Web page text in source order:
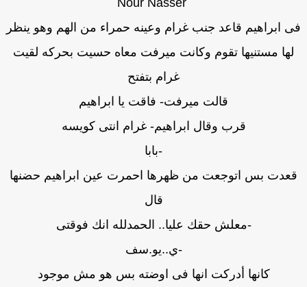
ابراهيم قاعد جنب غرام وعينه حمراء من الهم وهو ينظر
لها مستنيها تقوم وكانت ميرفت معاه حسيت بحركه لقيت
غرام بتفتح
قالت ميرفت- فاقت يا ابراهيم
قرب وقال ابراهيم- غرام انتى كويسه
-بابا
بس اتوجعت من ظهرها احمرت عين ابراهيم حضنها
قال
-معلش حقك عليا.. الحمدلله انك فوقتى
-ي..يو.سف
كانها أدركت انها فى اوضته بس هو مش موجود